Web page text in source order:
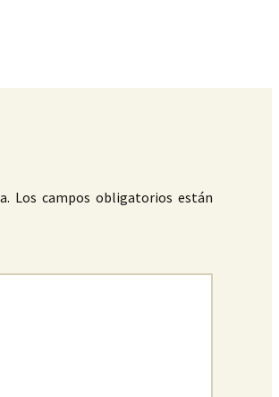
Los campos obligatorios están